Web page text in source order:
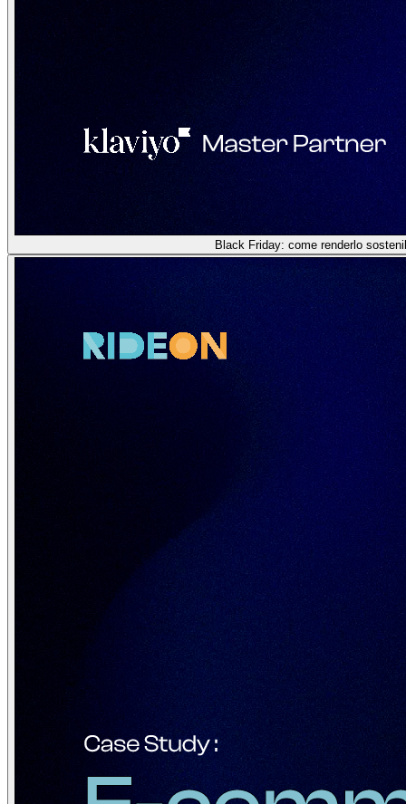
Black Friday: come renderlo